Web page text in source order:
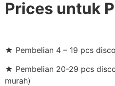
Prices untuk
★ Pembelian 4 – 19 pcs
★ Pembelian 20-29 pcs
murah)